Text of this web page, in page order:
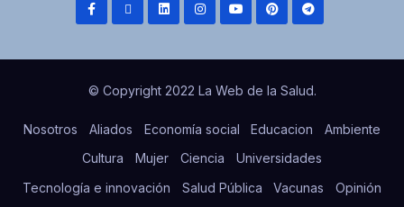
© Copyright 2022 La Web de la Salud.
Nosotros Aliados Economía social Educacion
Ambiente
Cultura
Mujer Ciencia
Universidades
Tecnología e innovación
Salud Pública Vacunas Opinión